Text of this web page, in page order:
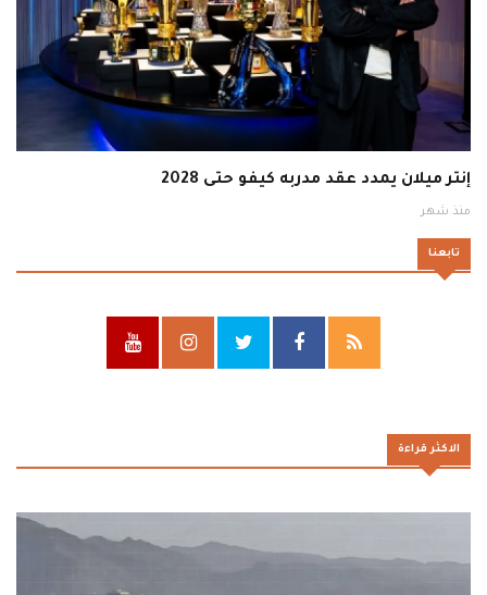
إنتر ميلان يمدد عقد مدربه كيفو حتى 2028
منذ شهر
تابعنا
الاكثر قراءة